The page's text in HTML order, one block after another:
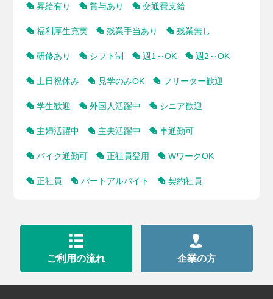
昇給有り 賞与あり 交通費支給
福利厚生充実 残業手当あり 残業無し
研修あり シフト制 週1～OK 週2～OK
土日祝休み 見学のみOK フリーター歓迎
学生歓迎 外国人活躍中 シニア歓迎
主婦活躍中 主夫活躍中 車通勤可
バイク通勤可 正社員登用 WワークOK
正社員 パートアルバイト 契約社員
ご利用の流れ 企業の方